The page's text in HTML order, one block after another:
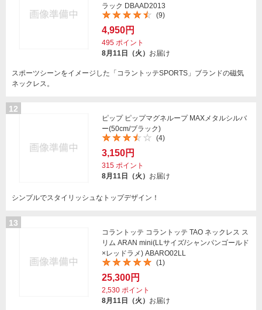
ラック DBAAD2013
(9)
4,950円
495 ポイント
8月11日（火） お届け
スポーツシーンをイメージした「コラントッテSPORTS」ブランドの磁気
ネックレス。
12
ピップ ピップマグネループ MAXメタルシルバ
ー(50cm/ブラック)
(4)
3,150円
315 ポイント
8月11日（火） お届け
シンプルでスタイリッシュなトップデザイン！
13
コラントッテ コラントッテ TAO ネックレス ス
リム ARAN mini(LLサイズ/シャンパンゴールド
×レッドラメ) ABARO02LL
(1)
25,300円
2,530 ポイント
8月11日（火） お届け